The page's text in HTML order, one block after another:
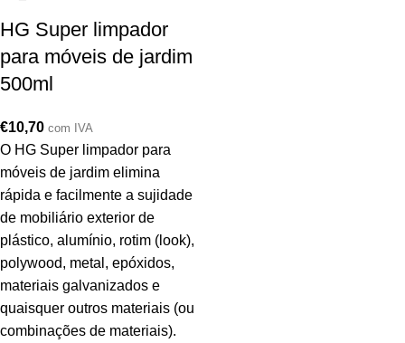
HG Super limpador
para móveis de jardim
500ml
€10,70 com IVA
O HG Super limpador para
móveis de jardim elimina
rápida e facilmente a sujidade
de mobiliário exterior de
plástico, alumínio, rotim (look),
polywood, metal, epóxidos,
materiais galvanizados e
quaisquer outros materiais (ou
combinações de materiais).